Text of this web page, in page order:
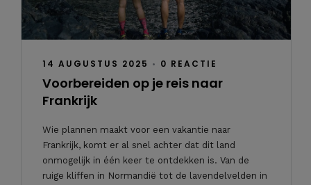
14 AUGUSTUS 2025 • 0 REACTIE
Voorbereiden op je reis naar
Frankrijk
Wie plannen maakt voor een vakantie naar
Frankrijk, komt er al snel achter dat dit land
onmogelijk in één keer te ontdekken is. Van de
ruige kliffen in Normandië tot de lavendelvelden in